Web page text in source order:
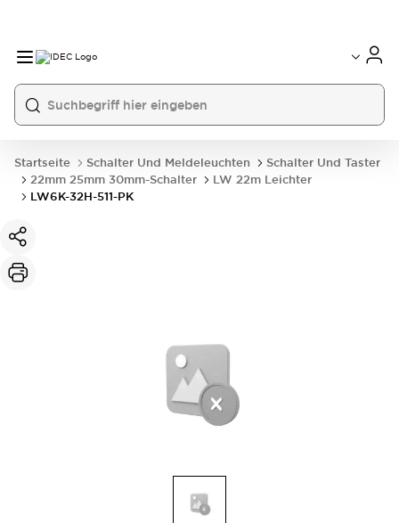
Startseite Schalter Und Meldeleuchten
Schalter Und Taster
22mm 25mm 30mm-Schalter
LW 22m Leichter
LW6K-32H-511-PK